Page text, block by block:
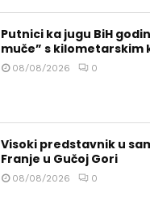
Putnici ka jugu BiH
muče” s kilometarskim
08/08/2026 0
Visoki predstavnik u
Franje u Gučoj Gori
08/08/2026 0